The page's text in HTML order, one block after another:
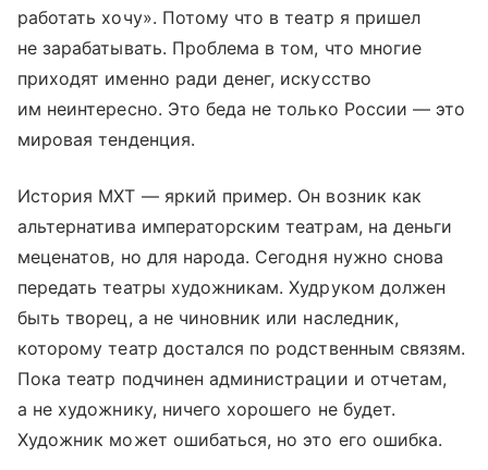
работать хочу». Потому что в театр я пришел
не зарабатывать. Проблема в том, что многие
приходят именно ради денег, искусство
им неинтересно. Это беда не только России — это
мировая тенденция.
История МХТ — яркий пример. Он возник как
альтернатива императорским театрам, на деньги
меценатов, но для народа. Сегодня нужно снова
передать театры художникам. Худруком должен
быть творец, а не чиновник или наследник,
которому театр достался по родственным связям.
Пока театр подчинен администрации и отчетам,
а не художнику, ничего хорошего не будет.
Художник может ошибаться, но это его ошибка.